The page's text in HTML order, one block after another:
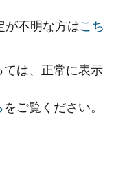
が不明な方はこち
ては、正常に表示
をご覧ください。